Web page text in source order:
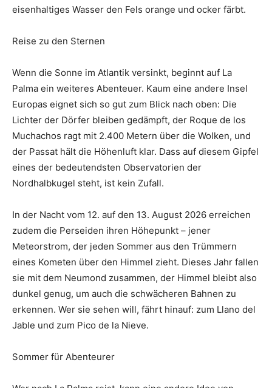
eisenhaltiges Wasser den Fels orange und ocker färbt.
Reise zu den Sternen
Wenn die Sonne im Atlantik versinkt, beginnt auf La
Palma ein weiteres Abenteuer. Kaum eine andere Insel
Europas eignet sich so gut zum Blick nach oben: Die
Lichter der Dörfer bleiben gedämpft, der Roque de los
Muchachos ragt mit 2.400 Metern über die Wolken, und
der Passat hält die Höhenluft klar. Dass auf diesem Gipfel
eines der bedeutendsten Observatorien der
Nordhalbkugel steht, ist kein Zufall.
In der Nacht vom 12. auf den 13. August 2026 erreichen
zudem die Perseiden ihren Höhepunkt – jener
Meteorstrom, der jeden Sommer aus den Trümmern
eines Kometen über den Himmel zieht. Dieses Jahr fallen
sie mit dem Neumond zusammen, der Himmel bleibt also
dunkel genug, um auch die schwächeren Bahnen zu
erkennen. Wer sie sehen will, fährt hinauf: zum Llano del
Jable und zum Pico de la Nieve.
Sommer für Abenteurer